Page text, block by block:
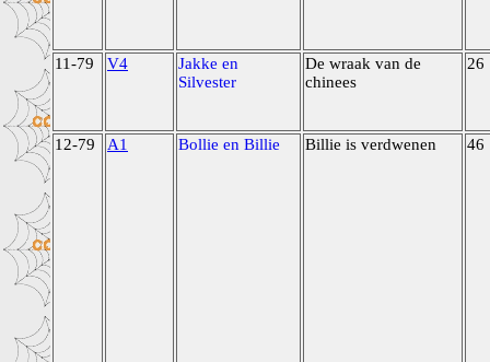
11-79 V4
Jakke en
Silvester
De wraak van de
chinees
26
12-79 A1 Bollie en Billie Billie is verdwenen 46